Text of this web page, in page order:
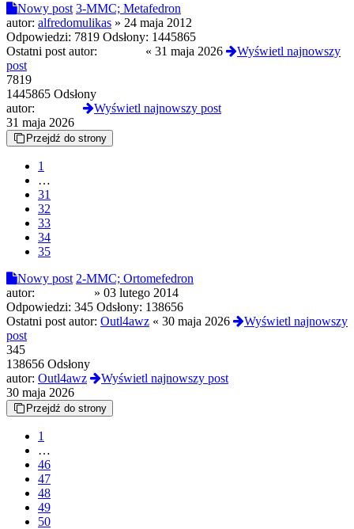
Nowy post 3-MMC; Metafedron
autor: alfredomulikas » 24 maja 2012
Odpowiedzi: 7819 Odsłony: 1445865
Ostatni post autor:
« 31 maja 2026
Wyświetl najnowszy
post
7819
1445865 Odsłony
autor:
Wyświetl najnowszy post
31 maja 2026
Przejdź do strony
1
…
31
32
33
34
35
Nowy post 2-MMC; Ortomefedron
autor:
» 03 lutego 2014
Odpowiedzi: 345 Odsłony: 138656
Ostatni post autor: Outl4awz « 30 maja 2026
Wyświetl najnowszy
post
345
138656 Odsłony
autor: Outl4awz
Wyświetl najnowszy post
30 maja 2026
Przejdź do strony
1
…
46
47
48
49
50